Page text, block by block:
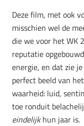
Deze film, met ook
misschien wel de
die we voor het WK
reputatie
energie, en dat zie
perfect beeld van
waarheid: luid,
toe ronduit
eindelijkhun jaar is.